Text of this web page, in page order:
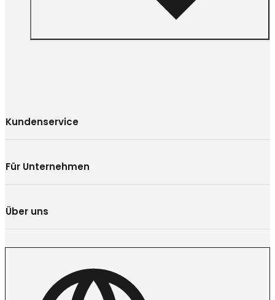
Kundenservice
Für Unternehmen
Über uns